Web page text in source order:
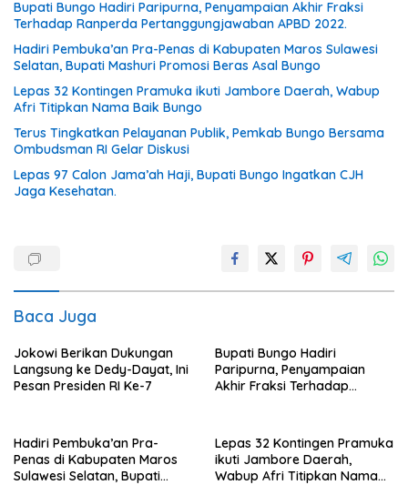
Bupati Bungo Hadiri Paripurna, Penyampaian Akhir Fraksi
Terhadap Ranperda Pertanggungjawaban APBD 2022.
Hadiri Pembuka’an Pra-Penas di Kabupaten Maros Sulawesi
Selatan, Bupati Mashuri Promosi Beras Asal Bungo
Lepas 32 Kontingen Pramuka ikuti Jambore Daerah, Wabup
Afri Titipkan Nama Baik Bungo
Terus Tingkatkan Pelayanan Publik, Pemkab Bungo Bersama
Ombudsman RI Gelar Diskusi
Lepas 97 Calon Jama’ah Haji, Bupati Bungo Ingatkan CJH
Jaga Kesehatan.
Baca Juga
Jokowi Berikan Dukungan
Langsung ke Dedy-Dayat, Ini
Pesan Presiden RI Ke-7
Bupati Bungo Hadiri
Paripurna, Penyampaian
Akhir Fraksi Terhadap
2022.
Hadiri Pembuka’an Pra-
Penas di Kabupaten Maros
Sulawesi Selatan, Bupati
Lepas 32 Kontingen Pramuka
ikuti Jambore Daerah,
Wabup Afri Titipkan Nama